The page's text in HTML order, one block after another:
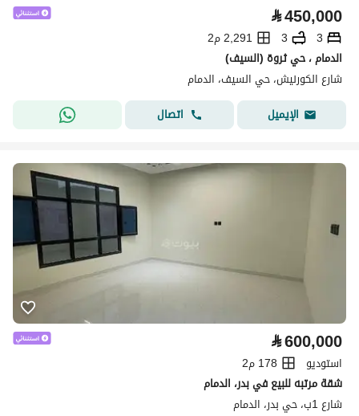
⃁450,000
3
3
2,291 م2
الدمام ، حي ثروة (السيف)
شارع الكورنيش، حي السيف، الدمام
الإيميل
اتصال
⃁600,000
استوديو
178 م2
شقة مرتبه للبيع في بدر، الدمام
شارع 1ب، حي بدر، الدمام